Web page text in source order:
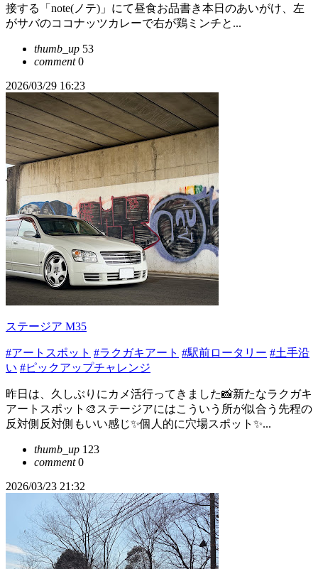
接する「note(ノテ)」にて昼食お品書き本日のあいがけ、左
がサバのココナッツカレーで右が鶏ミンチと...
thumb_up 53
comment0
2026/03/29 16:23
ステージア M35
#アートスポット #ラクガキアート #駅前ロータリー #土手沿
い #ピックアップチャレンジ
昨日は、久しぶりにカメ活行ってきました📸新たなラクガキ
アートスポット🎨ステージアにはこういう所が似合う先程の
反対側反対側もいい感じ✨個人的に穴場スポット✨...
thumb_up 123
comment0
2026/03/23 21:32